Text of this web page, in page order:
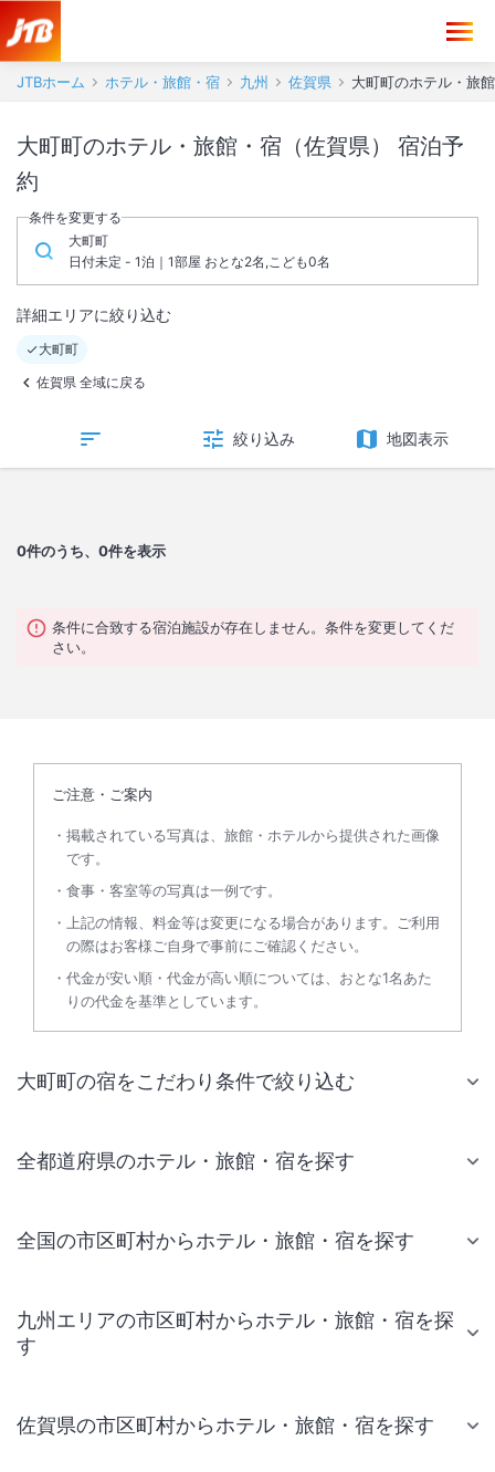
JTBホーム ホテル・旅館・宿 九州 佐賀県 大町町のホテル・旅
大町町のホテル・旅館・宿（佐賀県） 宿泊予
約
条件を変更する
大町町
日付未定 - 1泊｜1部屋 おとな2名,こども0名
詳細エリアに絞り込む
大町町
佐賀県 全域に戻る
絞り込み 地図表示
0件のうち、0件を表示
条件に合致する宿泊施設が存在しません。条件を変更してくだ
さい。
ご注意・ご案内
掲載されている写真は、旅館・ホテルから提供された画像
です。
食事・客室等の写真は一例です。
上記の情報、料金等は変更になる場合があります。ご利用
の際はお客様ご自身で事前にご確認ください。
代金が安い順・代金が高い順については、おとな1名あた
りの代金を基準としています。
大町町の宿をこだわり条件で絞り込む
全都道府県のホテル・旅館・宿を探す
全国の市区町村からホテル・旅館・宿を探す
九州エリアの市区町村からホテル・旅館・宿を探
す
佐賀県の市区町村からホテル・旅館・宿を探す